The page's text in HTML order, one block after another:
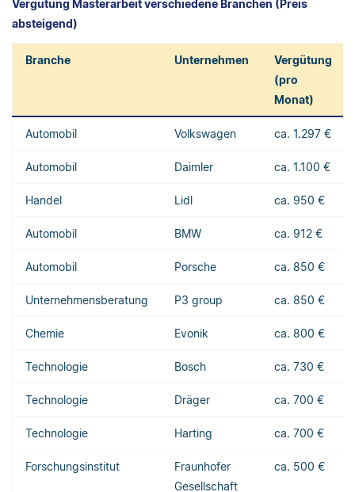
Vergütung Masterarbeit verschiedene Branchen (Preis
absteigend)
Branche Unternehmen
Vergütung
(pro
Monat)
Automobil Volkswagen ca. 1.297 €
Automobil Daimler ca. 1.100 €
Handel Lidl ca. 950 €
Automobil BMW ca. 912 €
Automobil Porsche ca. 850 €
Unternehmensberatung P3 group ca. 850 €
Chemie Evonik ca. 800 €
Technologie Bosch ca. 730 €
Technologie Dräger ca. 700 €
Technologie Harting ca. 700 €
Forschungsinstitut
Fraunhofer
Gesellschaft
ca. 500 €